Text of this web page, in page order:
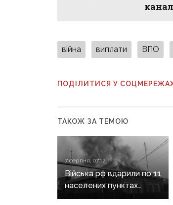
війна виплати ВПО
ПОДІЛИТИСЯ У
ТАКОЖ ЗА ТЕМОЮ
7 серпня, 07:12
Війська рф вдарили по 11
населених пунктах
Донеччини: одна людина